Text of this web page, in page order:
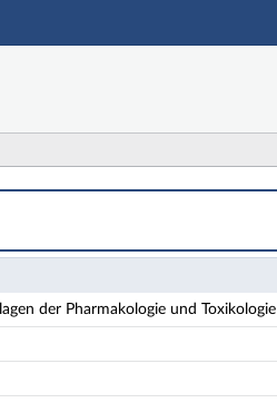
der Pharmakologie und Toxikologie